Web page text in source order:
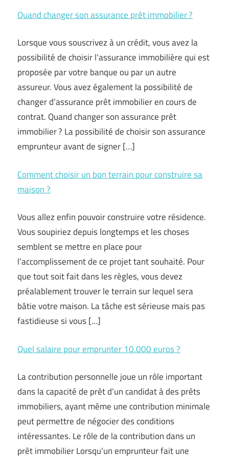
Quand changer son assurance prêt immobilier ?
Lorsque vous souscrivez à un crédit, vous avez la
possibilité de choisir l’assurance immobilière qui est
proposée par votre banque ou par un autre
assureur. Vous avez également la possibilité de
changer d’assurance prêt immobilier en cours de
contrat. Quand changer son assurance prêt
immobilier ? La possibilité de choisir son assurance
emprunteur avant de signer […]
Comment choisir un bon terrain pour construire sa
maison ?
Vous allez enfin pouvoir construire votre résidence.
Vous soupiriez depuis longtemps et les choses
semblent se mettre en place pour
l’accomplissement de ce projet tant souhaité. Pour
que tout soit fait dans les règles, vous devez
préalablement trouver le terrain sur lequel sera
bâtie votre maison. La tâche est sérieuse mais pas
fastidieuse si vous […]
Quel salaire pour emprunter 10.000 euros ?
La contribution personnelle joue un rôle important
dans la capacité de prêt d’un candidat à des prêts
immobiliers, ayant même une contribution minimale
peut permettre de négocier des conditions
intéressantes. Le rôle de la contribution dans un
prêt immobilier Lorsqu’un emprunteur fait une